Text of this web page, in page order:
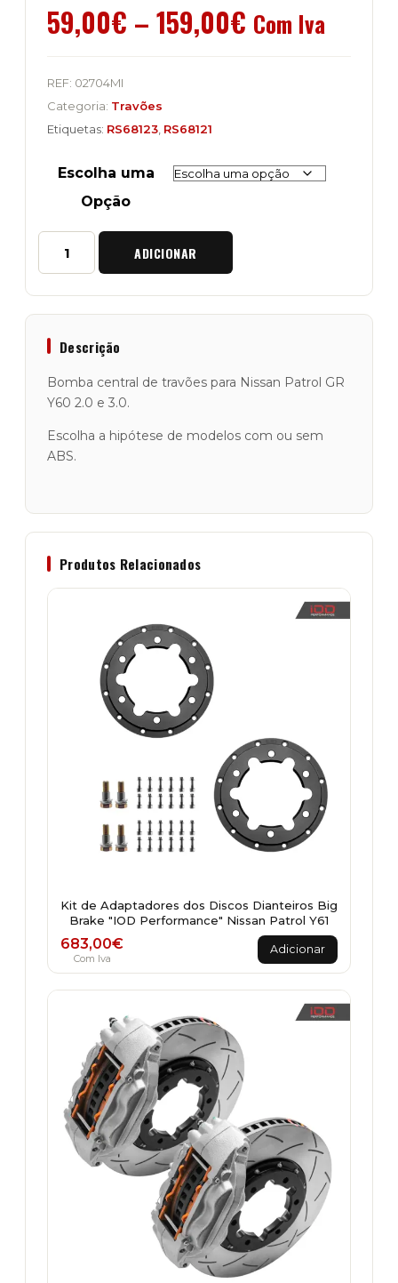
59,00€ – 159,00€ Price
159,00€
Com Iva
REF: 02704MI
Categoria: Travões
Etiquetas: RS68123 RS68121
Escolha uma
Opção
Quantidade
Bomba
Nissan
Patrol
GR
Y61
2.8
3.0
ADICIONAR
Descrição
Bomba central de travões para Nissan Patrol GR
Y60 2.0 e 3.0.
Escolha a hipótese de modelos com ou sem
ABS.
Produtos Relacionados
Kit de Adaptadores dos Discos Dianteiros Big
Brake "IOD Performance" Nissan Patrol Y61
683,00€
Com Iva
Adicionar